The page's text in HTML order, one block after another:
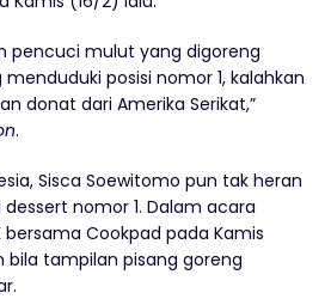
pencuci mulut yang digoreng
posisi nomor 1, kalahkan
donat dari Amerika Serikat,”
.
Sisca Soewitomo pun tak heran
nomor 1. Dalam acara
bersama Cookpad pada Kamis
tampilan pisang goreng